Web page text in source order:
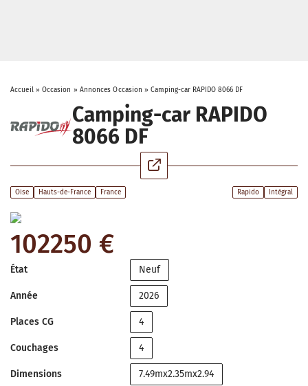
Accueil» Occasion » Annonces Occasion »Camping-car RAPIDO 8066 DF
Camping-car RAPIDO
8066 DF
Oise Hauts-de-France France Rapido Intégral
102250 €
État Neuf
Année 2026
Places CG 4
Couchages 4
Dimensions 7.49mx2.35mx2.94